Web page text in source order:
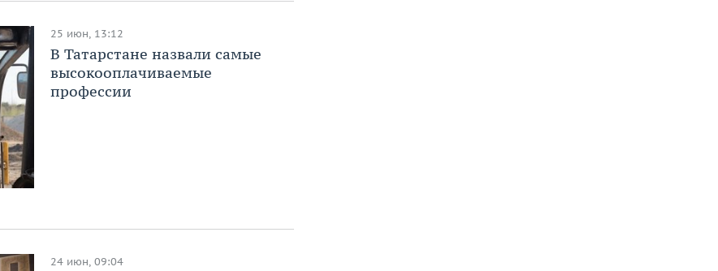
25 июн, 13:12
В Татарстане назвали самые
высокооплачиваемые
профессии
24 июн, 09:04